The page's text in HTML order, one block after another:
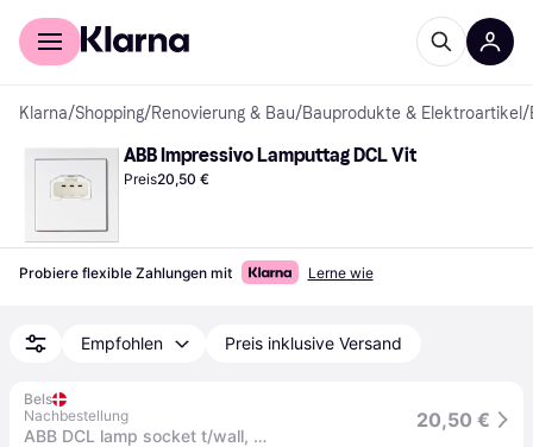
Für Shopper
Klarna/Shopping/Renovierung & Bau/Bauprodukte & Elektroartikel /
ABB Impressivo Lamputtag DCL Vit
Preis20,50 €
Probiere flexible Zahlungen mit Lerne wie
Empfohlen Preis inklusive Versand
Bels
Nachbestellung
ABB DCL lamp socket t/wall, white
20,50 €